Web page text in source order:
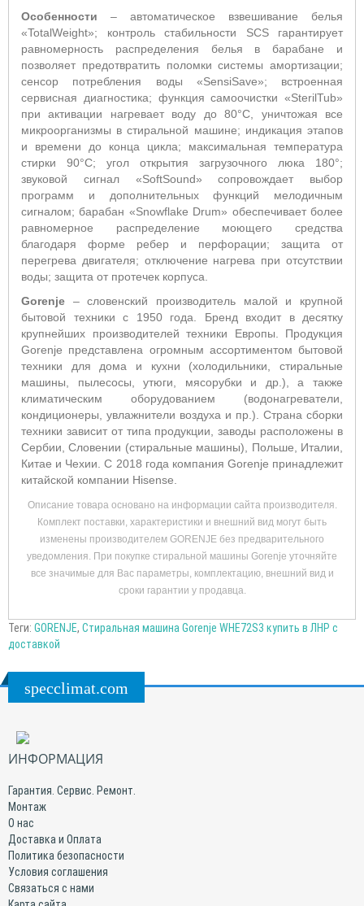
Особенности – автоматическое взвешивание белья
«TotalWeight»; контроль стабильности SCS гарантирует
равномерность распределения белья в барабане и
позволяет предотвратить поломки системы амортизации;
сенсор потребления воды «SensiSave»; встроенная
сервисная диагностика; функция самоочистки «SterilTub»
при активации нагревает воду до 80°С, уничтожая все
микроорганизмы в стиральной машине; индикация этапов
и времени до конца цикла; максимальная температура
стирки 90°С; угол открытия загрузочного люка 180°;
звуковой сигнал «SoftSound» сопровождает выбор
программ и дополнительных функций мелодичным
сигналом; барабан «Snowflake Drum» обеспечивает более
равномерное распределение моющего средства
благодаря форме ребер и перфорации; защита от
перегрева двигателя; отключение нагрева при отсутствии
воды; защита от протечек корпуса.
Gorenje – словенский производитель малой и крупной
бытовой техники с 1950 года. Бренд входит в десятку
крупнейших производителей техники Европы. Продукция
Gorenje представлена огромным ассортиментом бытовой
техники для дома и кухни (холодильники, стиральные
машины, пылесосы, утюги, мясорубки и др.), а также
климатическим оборудованием (водонагреватели,
кондиционеры, увлажнители воздуха и пр.). Страна сборки
техники зависит от типа продукции, заводы расположены в
Сербии, Словении (стиральные машины), Польше, Италии,
Китае и Чехии. С 2018 года компания Gorenje принадлежит
китайской компании Hisense.
Описание товара основано на информации сайта производителя.
Комплект поставки, характеристики и внешний вид могут быть
изменены производителем GORENJE без предварительного
уведомления. При покупке стиральной машины Gorenje уточняйте
все значимые для Вас параметры, комплектацию, внешний вид и
сроки гарантии у продавца.
Теги: GORENJE, Стиральная машина Gorenje WHE72S3 купить в ЛНР с
доставкой
specclimat.com
ИНФОРМАЦИЯ
Гарантия. Сервис. Ремонт.
Монтаж
О нас
Доставка и Оплата
Политика безопасности
Условия соглашения
Связаться с нами